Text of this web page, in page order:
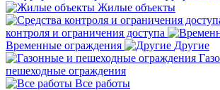
Жилые объекты
контроля и ограничения доступа
Временные ограждения
Другие
пешеходные ограждения
Все работы